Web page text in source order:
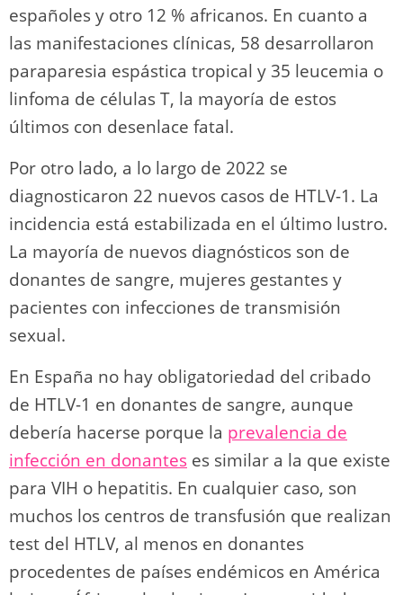
españoles y otro 12 % africanos. En cuanto a
las manifestaciones clínicas, 58 desarrollaron
paraparesia espástica tropical y 35 leucemia o
linfoma de células T, la mayoría de estos
últimos con desenlace fatal.
Por otro lado, a lo largo de 2022 se
diagnosticaron 22 nuevos casos de HTLV-1. La
incidencia está estabilizada en el último lustro.
La mayoría de nuevos diagnósticos son de
donantes de sangre, mujeres gestantes y
pacientes con infecciones de transmisión
sexual.
En España no hay obligatoriedad del cribado
de HTLV-1 en donantes de sangre, aunque
debería hacerse porque la prevalencia de
infección en donantes es similar a la que existe
para VIH o hepatitis. En cualquier caso, son
muchos los centros de transfusión que realizan
test del HTLV, al menos en donantes
procedentes de países endémicos en América